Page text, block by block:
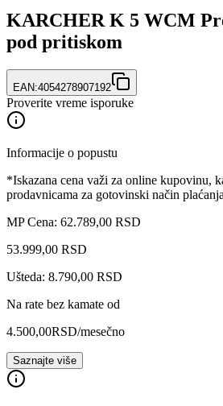
KARCHER K 5 WCM
pod pritiskom
EAN:4054278907192
Proverite vreme isporuke
Informacije o popustu
*Iskazana cena važi za online kupovinu,
prodavnicama za gotovinski način
MP Cena: 62.789,00 RSD
53.999,00 RSD
Ušteda: 8.790,00 RSD
Na rate bez kamate od
4.500,00RSD/mesečno
Saznajte više